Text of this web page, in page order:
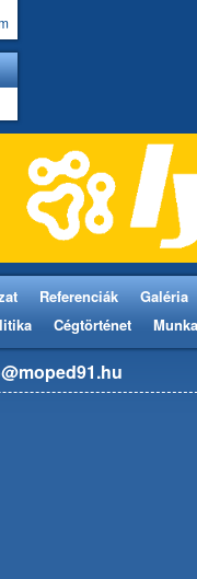
Referenciák
Galéria
Cégtörténet